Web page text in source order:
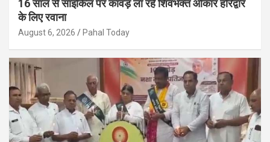
16 साल से साइकिल पर कांवड़ ला रहे शिवभक्त ओंकार हरिद्वार
के लिए रवाना
August 6, 2026 Pahal Today